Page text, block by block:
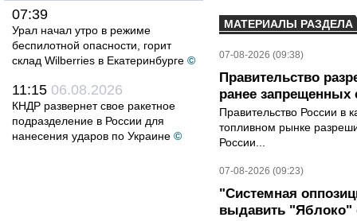
07:39
Урал начал утро в режиме
беспилотной опасности, горит
склад Wilberries в Екатеринбурге ©
11:15 06.08.2026
КНДР развернет свое ракетное
подразделение в России для
нанесения ударов по Украине ©
МАТЕРИАЛЫ РАЗДЕЛА
07-08-2026 (09:38)
Правительство
ранее запрещенных
Правительство России в
топливном рынке
России...
07-08-2026 (09:23)
"Системная
выдавить "Яблоко"